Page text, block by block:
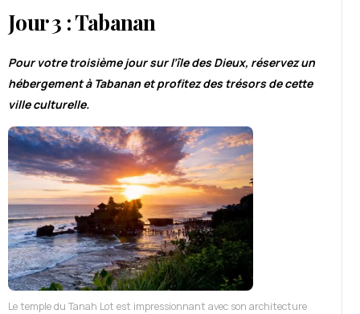
Jour 3 : Tabanan
Pour votre troisième jour sur l’île des Dieux, réservez un
hébergement à Tabanan et profitez des trésors de cette
ville culturelle.
Le temple du Tanah Lot est impressionnant avec son architecture